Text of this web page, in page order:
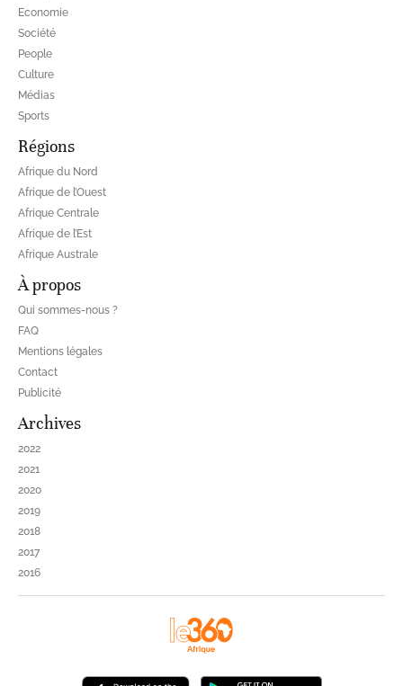
Economie
Société
People
Culture
Médias
Sports
Régions
Afrique du Nord
Afrique de l’Ouest
Afrique Centrale
Afrique de l’Est
Afrique Australe
À propos
Qui sommes-nous ?
FAQ
Mentions légales
Contact
Publicité
Archives
2022
2021
2020
2019
2018
2017
2016